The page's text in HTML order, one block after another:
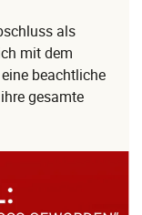
als
mit dem
beachtliche
gesamte